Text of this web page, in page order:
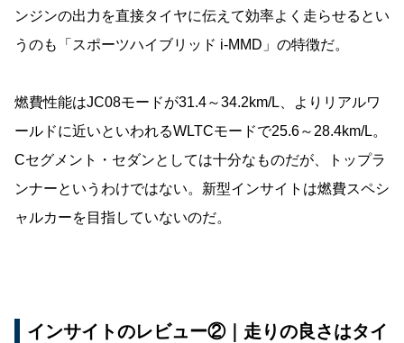
ンジンの出力を直接タイヤに伝えて効率よく走らせるとい
うのも「スポーツハイブリッド i-MMD」の特徴だ。
燃費性能はJC08モードが31.4～34.2km/L、よりリアルワ
ールドに近いといわれるWLTCモードで25.6～28.4km/L。
Cセグメント・セダンとしては十分なものだが、トップラ
ンナーというわけではない。新型インサイトは燃費スペシ
ャルカーを目指していないのだ。
インサイトのレビュー②｜走りの良さはタイ